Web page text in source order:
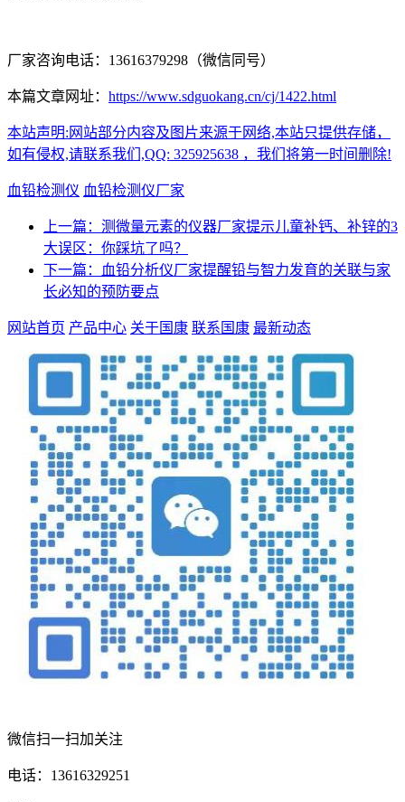
厂家咨询电话：13616379298（微信同号）
本篇文章网址： https://www.sdguokang.cn/cj/1422.html
本站声明:网站部分内容及图片来源于网络,本站只提供存储，
如有侵权,请联系我们,QQ: 325925638 ，我们将第一时间删除!
血铅检测仪 血铅检测仪厂家
上一篇：测微量元素的仪器厂家提示儿童补钙、补锌的3
大误区：你踩坑了吗？
下一篇：血铅分析仪厂家提醒铅与智力发育的关联与家
长必知的预防要点
网站首页 产品中心 关于国康 联系国康 最新动态
微信扫一扫加关注
电话：13616329251